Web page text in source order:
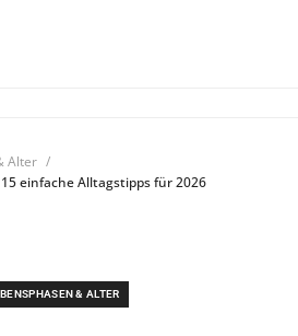
Alter
einfache Alltagstipps für 2026
& ALTER